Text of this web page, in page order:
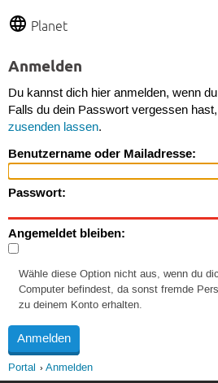
Planet
Anmelden
Du kannst dich hier anmelden, wenn
Falls du dein Passwort vergessen
zusenden lassen.
Benutzername oder Mailadresse:
Passwort:
Angemeldet bleiben:
Wähle diese Option nicht aus, wenn du
Computer befindest, da sonst fremde
zu deinem Konto erhalten.
Portal Anmelden